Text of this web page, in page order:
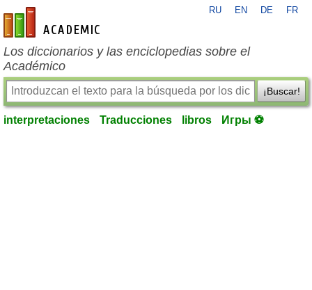
es-academic.com
RU EN DE FR
Los diccionarios y las enciclopedias sobre el
Académico
¡Buscar!
interpretaciones Traducciones libros Игры ⚽